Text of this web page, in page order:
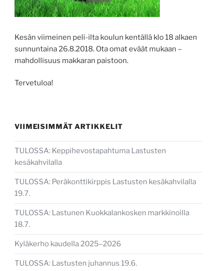
Kesän viimeinen peli-ilta koulun kentällä klo 18 alkaen
sunnuntaina 26.8.2018. Ota omat eväät mukaan –
mahdollisuus makkaran paistoon.
Tervetuloa!
VIIMEISIMMÄT ARTIKKELIT
TULOSSA: Keppihevostapahtuma Lastusten
kesäkahvilalla
TULOSSA: Peräkonttikirppis Lastusten kesäkahvilalla
19.7.
TULOSSA: Lastunen Kuokkalankosken markkinoilla
18.7.
Kyläkerho kaudella 2025–2026
TULOSSA: Lastusten juhannus 19.6.